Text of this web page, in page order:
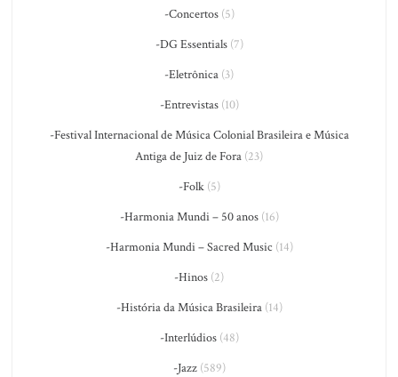
-Concertos(5)
-DG Essentials(7)
-Eletrônica (3)
-Entrevistas(10)
-Festival Internacional de Música Colonial Brasileira e Música
Antiga de Juiz de Fora (23)
-Folk(5)
-Harmonia Mundi – 50 anos(16)
-Harmonia Mundi – Sacred Music (14)
-Hinos (2)
-História da Música Brasileira(14)
-Interlúdios(48)
-Jazz(589)